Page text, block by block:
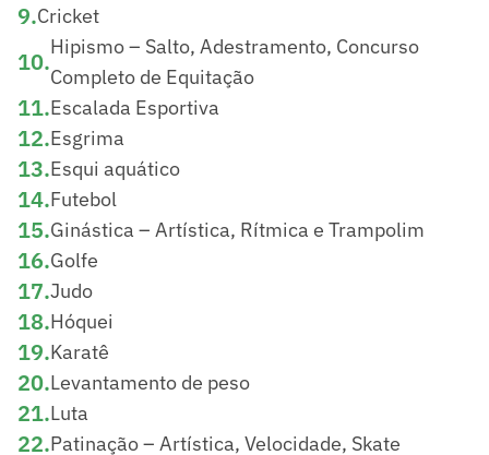
9.Cricket
10.
Hipismo – Salto, Adestramento, Concurso
Completo de Equitação
11.Escalada Esportiva
12.Esgrima
13.Esqui aquático
14.Futebol
15.Ginástica – Artística, Rítmica e Trampolim
16.Golfe
17.Judo
18.Hóquei
19.Karatê
20.Levantamento de peso
21.Luta
22.Patinação – Artística, Velocidade, Skate